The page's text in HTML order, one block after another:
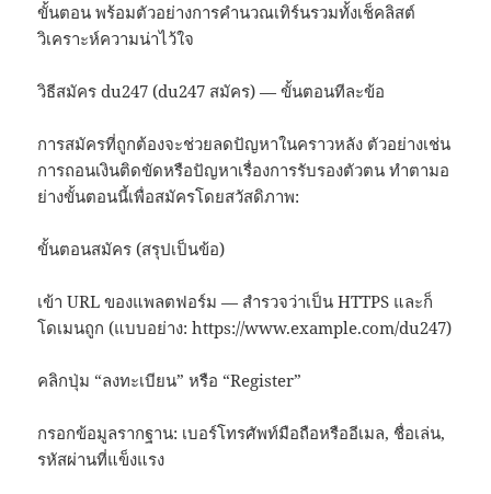
ขั้นตอน พร้อมตัวอย่างการคำนวณเทิร์นรวมทั้งเช็คลิสต์
วิเคราะห์ความน่าไว้ใจ
วิธีสมัคร du247 (du247 สมัคร) — ขั้นตอนทีละข้อ
การสมัครที่ถูกต้องจะช่วยลดปัญหาในคราวหลัง ตัวอย่างเช่น
การถอนเงินติดขัดหรือปัญหาเรื่องการรับรองตัวตน ทำตามอ
ย่างขั้นตอนนี้เพื่อสมัครโดยสวัสดิภาพ:
ขั้นตอนสมัคร (สรุปเป็นข้อ)
เข้า URL ของแพลตฟอร์ม — สำรวจว่าเป็น HTTPS และก็
โดเมนถูก (แบบอย่าง: https://www.example.com/du247)
คลิกปุ่ม “ลงทะเบียน” หรือ “Register”
กรอกข้อมูลรากฐาน: เบอร์โทรศัพท์มือถือหรืออีเมล, ชื่อเล่น,
รหัสผ่านที่แข็งแรง